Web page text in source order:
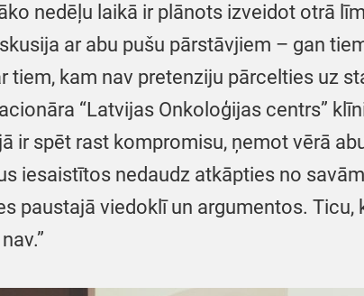
nedēļu laikā ir plānots izveidot otrā
ar abu pušu pārstāvjiem – gan
tiem, kam nav pretenziju pārcelties uz
“Latvijas Onkoloģijas centrs”
ir spēt rast kompromisu, ņemot vērā
iesaistītos nedaudz atkāpties no
paustajā viedoklī un argumentos.